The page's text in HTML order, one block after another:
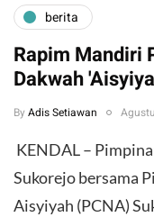
berita
Rapim Mandiri
Dakwah
By Adis Setiawan
KENDAL –
Sukorejo bersama
Aisyiyah (PCNA)